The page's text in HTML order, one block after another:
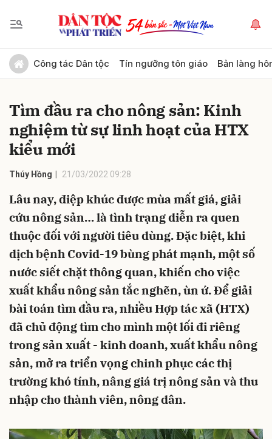
Công tác Dân tộc Tín ngưỡng tôn giáo Bản làng
Tìm đầu ra cho nông sản: Kinh
nghiệm từ sự linh hoạt của HTX
kiểu mới
Thúy Hồng 21/03/2022 09:28
Lâu nay, điệp khúc được mùa mất giá, giải
cứu nông sản… là tình trạng diễn ra quen
thuộc đối với người tiêu dùng. Đặc biệt, khi
dịch bệnh Covid-19 bùng phát mạnh, một số
nước siết chặt thông quan, khiến cho việc
xuất khẩu nông sản tắc nghẽn, ùn ứ. Để giải
bài toán tìm đầu ra, nhiều Hợp tác xã (HTX)
đã chủ động tìm cho mình một lối đi riêng
trong sản xuất - kinh doanh, xuất khẩu nông
sản, mở ra triển vọng chinh phục các thị
trường khó tính, nâng giá trị nông sản và thu
nhập cho thành viên, nông dân.
Gửi bình luận